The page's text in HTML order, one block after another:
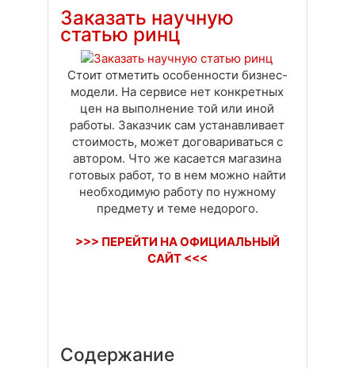
Заказать научную
статью ринц
Стоит отметить особенности бизнес-
модели. На сервисе нет конкретных
цен на выполнение той или иной
работы. Заказчик сам устанавливает
стоимость, может договариваться с
автором. Что же касается магазина
готовых работ, то в нем можно найти
необходимую работу по нужному
предмету и теме недорого.
>>> ПЕРЕЙТИ НА ОФИЦИАЛЬНЫЙ
САЙТ <<<
Содержание